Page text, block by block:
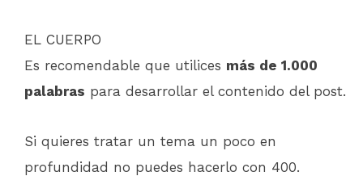
EL CUERPO
Es recomendable que utilices más de 1.000
palabras para desarrollar el contenido del post.
Si quieres tratar un tema un poco en
profundidad no puedes hacerlo con 400.